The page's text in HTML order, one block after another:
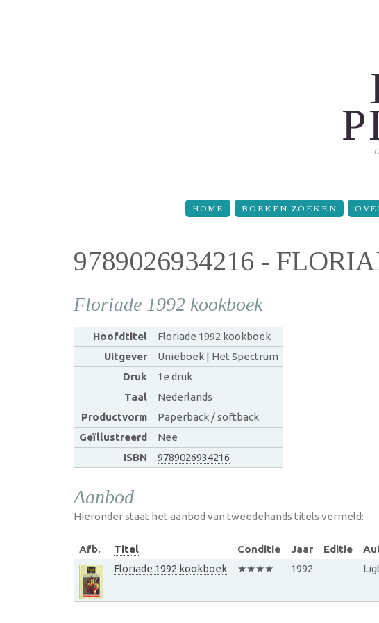
HOME BOEKEN ZOEKEN
9789026934216 -
Floriade 1992 kookboek
Hoofdtitel
Floriade 1992 kookboek
Uitgever
Unieboek | Het Spectrum
Druk
1e druk
Taal
Nederlands
Productvorm
Paperback / softback
Geïllustreerd
Nee
ISBN
9789026934216
Aanbod
Hieronder staat het aanbod van tweedehands titels vermeld:
Afb. Titel Conditie Jaar Editie
Floriade 1992 kookboek
★★★★ 1992